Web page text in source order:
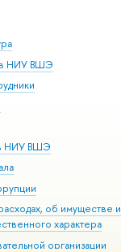
в НИУ ВШЭ
НИУ ВШЭ
об имуществе и
характера
организации